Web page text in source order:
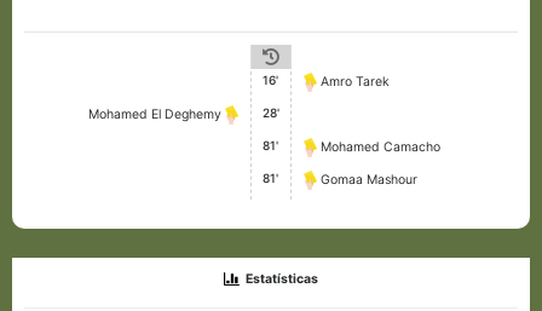
16' Amro Tarek
Mohamed El Deghemy 28'
81' Mohamed Camacho
81' Gomaa Mashour
Estatísticas